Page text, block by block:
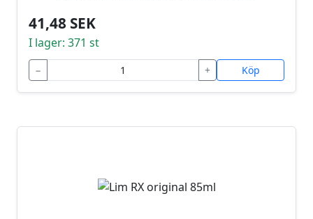
41,48 SEK
I lager: 371 st
− + Köp